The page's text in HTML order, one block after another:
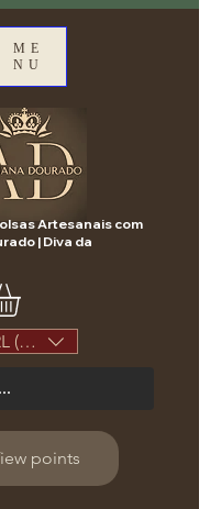
ME
NU
Artesanais com
| Diva da
(R$)
points